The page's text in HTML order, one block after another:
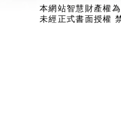
本網站智慧財產權
未經正式書面授權